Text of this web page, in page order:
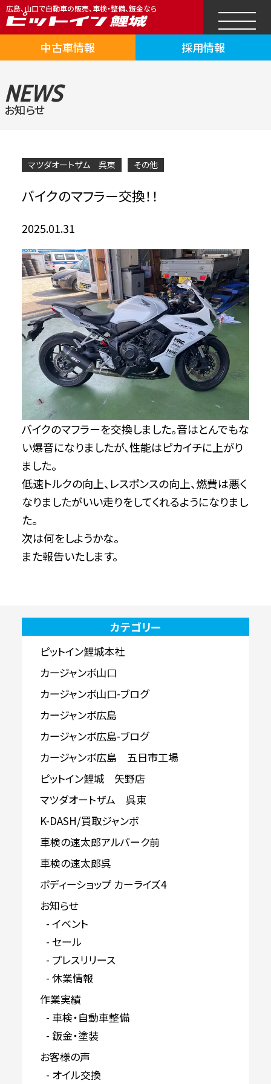
広島、山口で自動車の販売、車検・整備、鈑金なら
中古車情報 採用情報
NEWS
お知らせ
マツダオートザム 呉東 その他
バイクのマフラー交換！！
2025.01.31
バイクのマフラーを交換しました。音はとんでもな
い爆音になりましたが、性能はピカイチに上がり
ました。
低速トルクの向上、レスポンスの向上、燃費は悪く
なりましたがいい走りをしてくれるようになりまし
た。
次は何をしようかな。
また報告いたします。
カテゴリー
ピットイン鯉城本社
カージャンボ山口
カージャンボ山口-ブログ
カージャンボ広島
カージャンボ広島-ブログ
カージャンボ広島 五日市工場
ピットイン鯉城 矢野店
マツダオートザム 呉東
K-DASH/買取ジャンボ
車検の速太郎アルパーク前
車検の速太郎呉
ボディーショップ カーライズ4
お知らせ
イベント
セール
プレスリリース
休業情報
作業実績
車検・自動車整備
鈑金・塗装
お客様の声
オイル交換